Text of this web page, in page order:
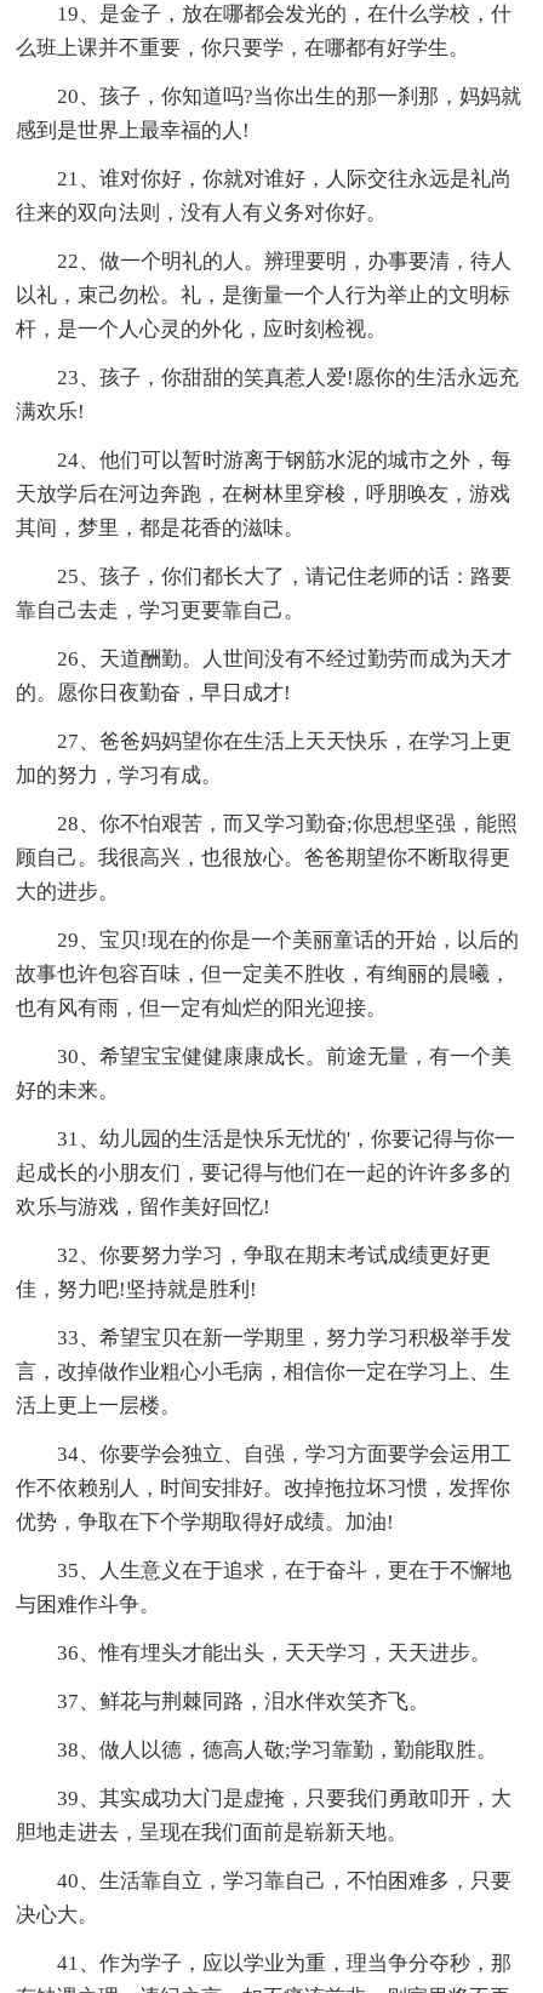
19、是金子，放在哪都会发光的，在什么学校，什
么班上课并不重要，你只要学，在哪都有好学生。
20、孩子，你知道吗?当你出生的那一刹那，妈妈就
感到是世界上最幸福的人!
21、谁对你好，你就对谁好，人际交往永远是礼尚
往来的双向法则，没有人有义务对你好。
22、做一个明礼的人。辨理要明，办事要清，待人
以礼，束己勿松。礼，是衡量一个人行为举止的文明标
杆，是一个人心灵的外化，应时刻检视。
23、孩子，你甜甜的笑真惹人爱!愿你的生活永远充
满欢乐!
24、他们可以暂时游离于钢筋水泥的城市之外，每
天放学后在河边奔跑，在树林里穿梭，呼朋唤友，游戏
其间，梦里，都是花香的滋味。
25、孩子，你们都长大了，请记住老师的话：路要
靠自己去走，学习更要靠自己。
26、天道酬勤。人世间没有不经过勤劳而成为天才
的。愿你日夜勤奋，早日成才!
27、爸爸妈妈望你在生活上天天快乐，在学习上更
加的努力，学习有成。
28、你不怕艰苦，而又学习勤奋;你思想坚强，能照
顾自己。我很高兴，也很放心。爸爸期望你不断取得更
大的进步。
29、宝贝!现在的你是一个美丽童话的开始，以后的
故事也许包容百味，但一定美不胜收，有绚丽的晨曦，
也有风有雨，但一定有灿烂的阳光迎接。
30、希望宝宝健健康康成长。前途无量，有一个美
好的未来。
31、幼儿园的生活是快乐无忧的'，你要记得与你一
起成长的小朋友们，要记得与他们在一起的许许多多的
欢乐与游戏，留作美好回忆!
32、你要努力学习，争取在期末考试成绩更好更
佳，努力吧!坚持就是胜利!
33、希望宝贝在新一学期里，努力学习积极举手发
言，改掉做作业粗心小毛病，相信你一定在学习上、生
活上更上一层楼。
34、你要学会独立、自强，学习方面要学会运用工
作不依赖别人，时间安排好。改掉拖拉坏习惯，发挥你
优势，争取在下个学期取得好成绩。加油!
35、人生意义在于追求，在于奋斗，更在于不懈地
与困难作斗争。
36、惟有埋头才能出头，天天学习，天天进步。
37、鲜花与荆棘同路，泪水伴欢笑齐飞。
38、做人以德，德高人敬;学习靠勤，勤能取胜。
39、其实成功大门是虚掩，只要我们勇敢叩开，大
胆地走进去，呈现在我们面前是崭新天地。
40、生活靠自立，学习靠自己，不怕困难多，只要
决心大。
41、作为学子，应以学业为重，理当争分夺秒，那